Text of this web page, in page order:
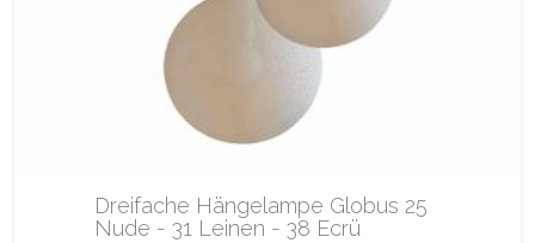
Dreifache Hängelampe Globus 25
Nude - 31 Leinen - 38 Ecrü